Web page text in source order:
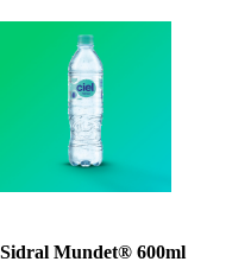
Sidral Mundet® 600ml